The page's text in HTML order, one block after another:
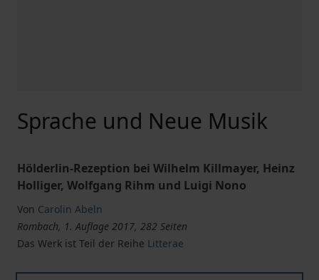
Sprache und Neue Musik
Hölderlin-Rezeption bei Wilhelm Killmayer, Heinz
Holliger, Wolfgang Rihm und Luigi Nono
Von Carolin Abeln
Rombach, 1. Auflage 2017, 282 Seiten
Das Werk ist Teil der Reihe Litterae